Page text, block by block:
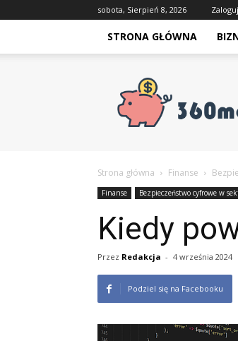
sobota, Sierpień 8, 2026
STRONA GŁÓWNA
Strona główna Finanse
Finanse Bezpieczeństwo cyfrowe w
Kiedy
Przez Redakcja - 4 września 2024
Podziel się na Facebooku